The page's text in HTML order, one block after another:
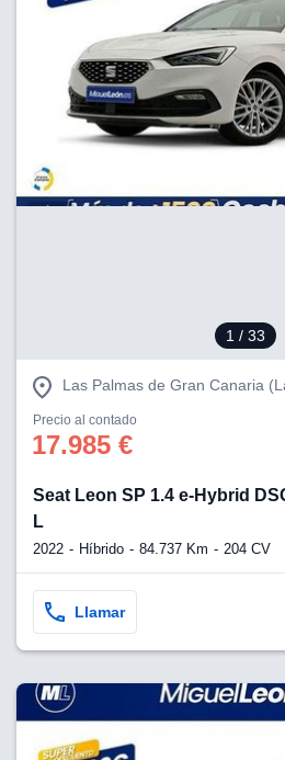
1 / 33
Las Palmas de Gran Canaria
Precio al contado
17.985 €
Seat Leon SP 1.4 e-Hybrid
L
2022 Híbrido 84.737 Km 204 CV
Llamar